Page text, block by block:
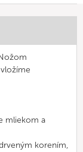
mliekom a
korením,